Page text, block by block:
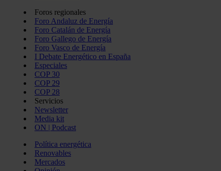
Foros regionales
Foro Andaluz de Energía
Foro Catalán de Energía
Foro Gallego de Energía
Foro Vasco de Energía
I Debate Energético en España
Especiales
COP 30
COP 29
COP 28
Servicios
Newsletter
Media kit
ON | Podcast
Política energética
Renovables
Mercados